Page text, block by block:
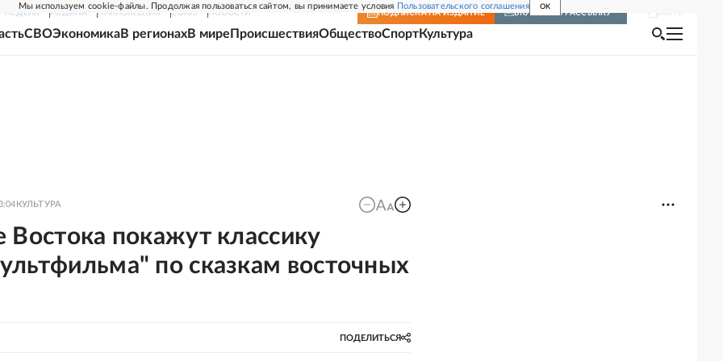
Мы используем cookie-файлы. Продолжая пользоваться сайтом, вы принимаете условия Пользовательского соглашения OK
НЕДЕЛЯ РОДИНА ПРИЛОЖЕНИЯ СОЮЗ НОВОСТИ ПОДПИСКА НА ИЗДАНИЕ ВКЛЮЧИТЬ РАССЫЛКУ
СВОЭкономикаВ регионахВ мире ПроисшествияОбществоСпортКультура
КУЛЬТУРА
Востока покажут классику
по сказкам восточных
ПОДЕЛИТЬСЯ